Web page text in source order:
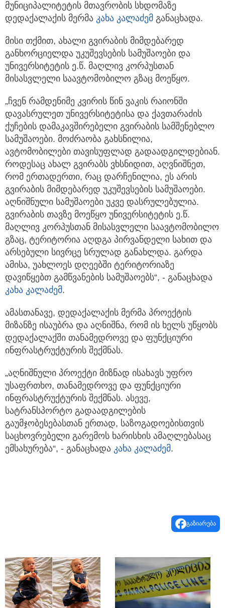
მუნიციპალიტეტის მთავრობის სხდომაზე
დედაქალაქის მერმა კახა კალაძემ განაცხადა.
მისი თქმით, ახალი გვირაბის მიმდებარედ
განხორციელდა უკუშევსების სამუშაოები და
უნივერსიტეტის ე.წ. მაღლივ კორპუსთან
მისასვლელი საავტომობილო გზაც მოეწყო.
„ჩვენ რამდენიმე კვირის წინ ვაკის რაიონში
დავასრულეთ უნივერსიტეტისა და ქავთარაძის
ქუჩების დამაკავშირებელი გვირაბის სამშენებლო
სამუშაოები. მოძრაობა გახსნილია,
ავტომობილები თავისუფლად გადაადგილდებიან.
როდესაც ახალ გვირაბს ვხსნიდით, აღვნიშნეთ,
რომ ერთადერთი, რაც დარჩენილია, ეს არის
გვირაბის მიმდებარედ უკუშევსების სამუშაოები.
აღნიშნული სამუშაოები უკვე დასრულებულია.
გვირაბის თავზე მოეწყო უნივერსიტეტის ე.წ.
მაღლივ კორპუსთან მისასვლელი საავტომობილო
გზაც, ტერიტორია აღდგა პირვანდელი სახით და
არსებული სივრცე სრულად განახლდა. გარდა
ამისა, უახლოეს დღეებში ტერიტორიაზე
დავიწყებთ გამწვანების სამუშაოებს“, - განაცხადა
კახა კალაძემ.
ამასთანავე, დედაქალაქის მერმა პროექტის
მიზანზე ისაუბრა და აღნიშნა, რომ ის ხელს უწყობს
დედაქალაქში თანამედროვე და ფუნქციური
ინფრასტრუქტურის შექმნას.
„აღნიშნული პროექტი მიზნად ისახავს უფრო
უსაფრთხო, თანამედროვე და ფუნქციური
ინფრასტრუქტურის შექმნას. ასევე,
სატრანსპორტო გადაადგილების
გაუმჯობესებასთან ერთად, საზოგადოებისთვის
საცხოვრებელი გარემოს ხარისხის ამაღლებასაც
ემსახურება“, - განაცხადა კახა კალაძემ.
გაზიარება